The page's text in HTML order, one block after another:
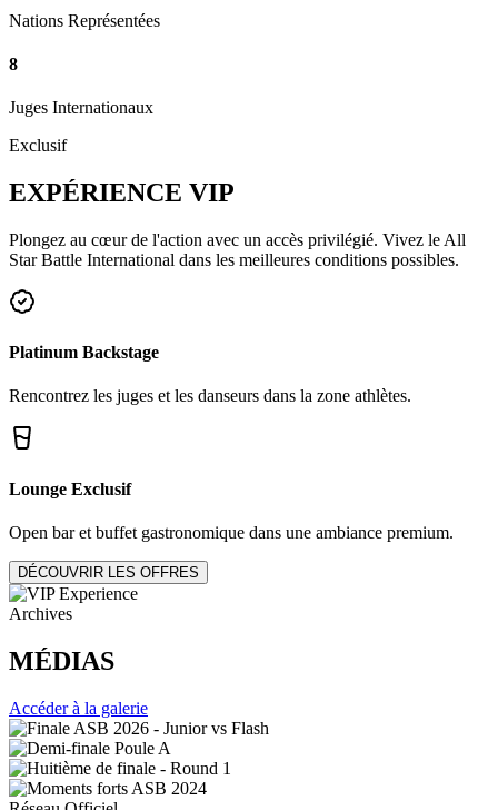
Nations Représentées
8
Juges Internationaux
Exclusif
EXPÉRIENCE VIP
Plongez au cœur de l'action avec un accès privilégié. Vivez le All
Star Battle International dans les meilleures conditions possibles.
Platinum Backstage
Rencontrez les juges et les danseurs dans la zone athlètes.
Lounge Exclusif
Open bar et buffet gastronomique dans une ambiance premium.
DÉCOUVRIR LES OFFRES
Archives
MÉDIAS
Accéder à la galerie